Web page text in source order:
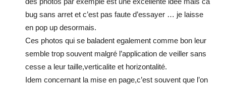
bug sans arret et c’est pas faute d’essayer … je laisse
en pop up desormais.
Ces photos qui se baladent egalement comme bon leur
semble trop souvent malgré l’application de veiller sans
cesse a leur taille,verticalite et horizontalité.
Idem concernant la mise en page,c’est souvent que l’on